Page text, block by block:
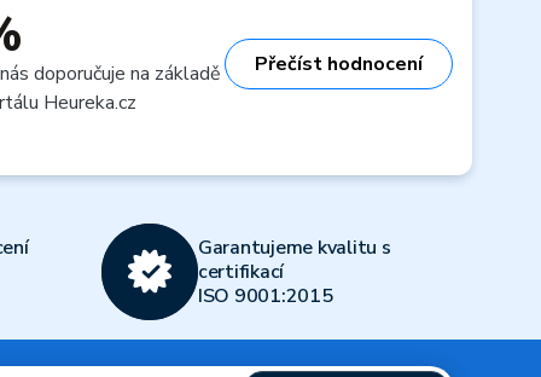
doporučuje na základě
Heureka.cz
Přečíst hodnocení
Garantujeme kvalitu s
certifikací
ISO 9001:2015